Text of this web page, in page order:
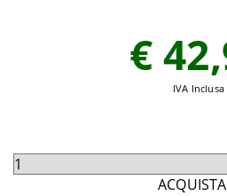
€
IVA Inclusa
Seleziona
ACQUISTA